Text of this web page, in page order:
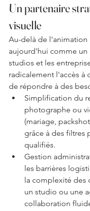
Un partenaire
visuelle
Au-delà de l'animation
aujourd'hui comme un
studios et les
radicalement l'accès à
de répondre à des
Simplification du
photographe ou
(mariage,
grâce à des filtres
qualifiés.
Gestion
les barrières
la complexité des
un studio ou une
collaboration